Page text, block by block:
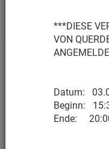
Copyright © 2026
***DIESE
VON
Datum:
Beginn:
Ende: